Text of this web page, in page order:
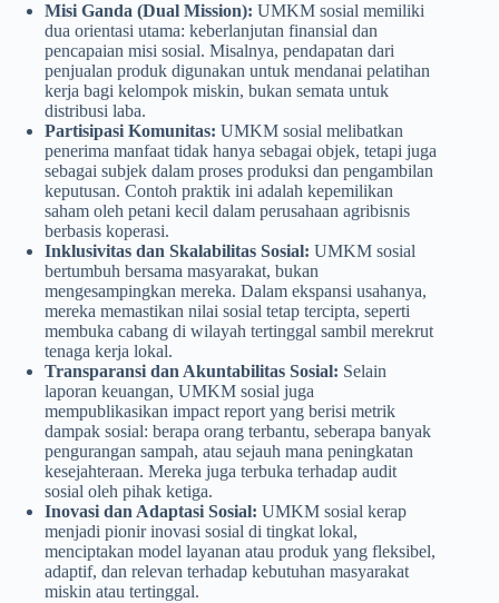
Misi Ganda (Dual Mission): UMKM sosial memiliki
dua orientasi utama: keberlanjutan finansial dan
pencapaian misi sosial. Misalnya, pendapatan dari
penjualan produk digunakan untuk mendanai pelatihan
kerja bagi kelompok miskin, bukan semata untuk
distribusi laba.
Partisipasi Komunitas: UMKM sosial melibatkan
penerima manfaat tidak hanya sebagai objek, tetapi juga
sebagai subjek dalam proses produksi dan pengambilan
keputusan. Contoh praktik ini adalah kepemilikan
saham oleh petani kecil dalam perusahaan agribisnis
berbasis koperasi.
Inklusivitas dan Skalabilitas Sosial: UMKM sosial
bertumbuh bersama masyarakat, bukan
mengesampingkan mereka. Dalam ekspansi usahanya,
mereka memastikan nilai sosial tetap tercipta, seperti
membuka cabang di wilayah tertinggal sambil merekrut
tenaga kerja lokal.
Transparansi dan Akuntabilitas Sosial: Selain
laporan keuangan, UMKM sosial juga
mempublikasikan impact report yang berisi metrik
dampak sosial: berapa orang terbantu, seberapa banyak
pengurangan sampah, atau sejauh mana peningkatan
kesejahteraan. Mereka juga terbuka terhadap audit
sosial oleh pihak ketiga.
Inovasi dan Adaptasi Sosial: UMKM sosial kerap
menjadi pionir inovasi sosial di tingkat lokal,
menciptakan model layanan atau produk yang fleksibel,
adaptif, dan relevan terhadap kebutuhan masyarakat
miskin atau tertinggal.